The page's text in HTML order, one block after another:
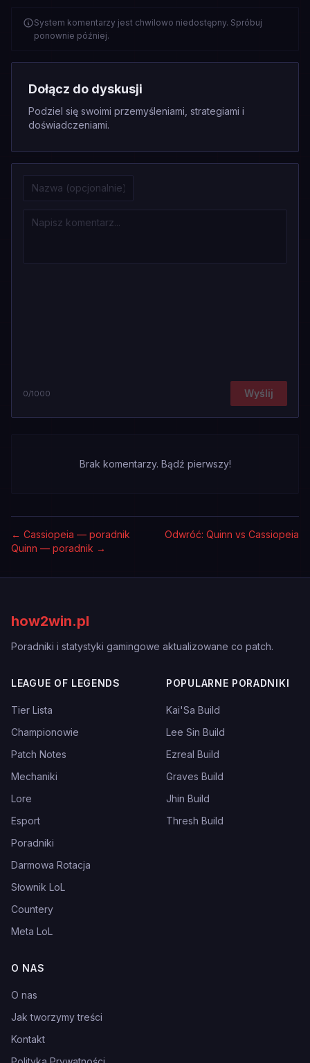
System komentarzy jest chwilowo niedostępny. Spróbuj
ponownie później.
Dołącz do dyskusji
Podziel się swoimi przemyśleniami, strategiami i
doświadczeniami.
0/1000 Wyślij
Brak komentarzy. Bądź pierwszy!
← Cassiopeia — poradnik
Odwróć: Quinn vs Cassiopeia
Quinn — poradnik →
how2win.pl
Poradniki i statystyki gamingowe aktualizowane co patch.
LEAGUE OF LEGENDS
Tier Lista
Championowie
Patch Notes
Mechaniki
Lore
Esport
Poradniki
Darmowa Rotacja
Słownik LoL
Countery
Meta LoL
POPULARNE PORADNIKI
Kai'Sa Build
Lee Sin Build
Ezreal Build
Graves Build
Jhin Build
Thresh Build
O NAS
O nas
Jak tworzymy treści
Kontakt